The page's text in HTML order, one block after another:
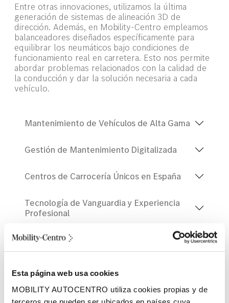
Esta página web usa cookies
MOBILITY AUTOCENTRO utiliza cookies propias y de
Entre otras innovaciones, utilizamos la última
generación de sistemas de alineación 3D de
dirección. Además, en Mobility-Centro empleamos
balanceadores diseñados específicamente para
equilibrar los neumáticos bajo condiciones de
funcionamiento real en carretera. Esto nos permite
abordar problemas relacionados con la calidad de
la conducción y dar la solución necesaria a cada
vehículo.
Mantenimiento de Vehículos de Alta Gama
Gestión de Mantenimiento Digitalizada
Centros de Carrocería Únicos en España
Tecnología de Vanguardia y Experiencia
Profesional
Especialistas en Maybach, AMG y
Vehículos Eléctricos
Colaboración con Mercedes-Benz